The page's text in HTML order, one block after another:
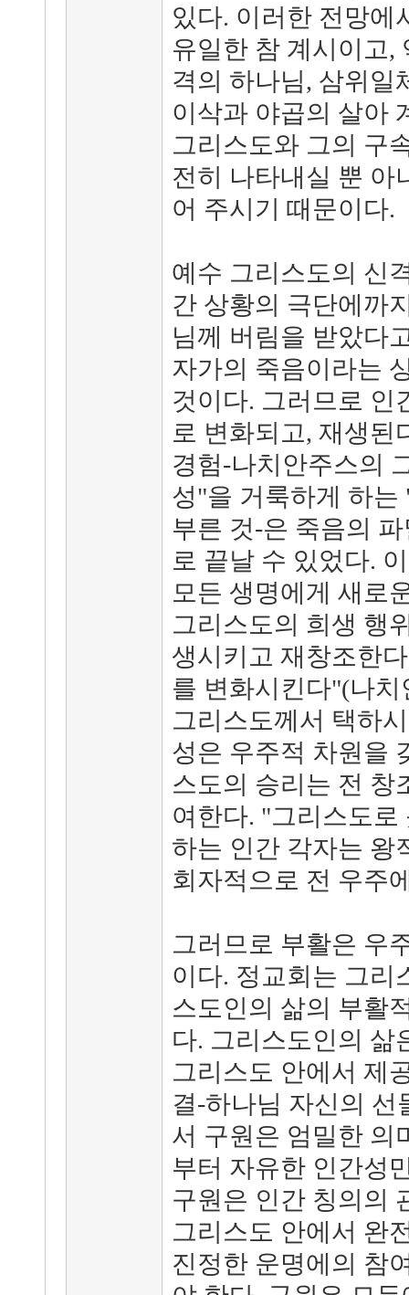
있다. 이러한 전망에
유일한 참 계시이고,
격의 하나님, 삼위일
이삭과 야곱의 살아
그리스도와 그의 구
전히 나타내실 뿐 아
어 주시기 때문이다.
예수 그리스도의 신
간 상황의 극단에까
님께 버림을 받았다
자가의 죽음이라는
것이다. 그러므로 인
로 변화되고, 재생된
경험-나치안주스의
성"을 거룩하게 하
부른 것-은 죽음의
로 끝날 수 있었다.
모든 생명에게 새로
그리스도의 희생 행
생시키고 재창조한
를 변화시킨다"(나
그리스도께서 택하
성은 우주적 차원을
스도의 승리는 전 창
여한다. "그리스도로
하는 인간 각자는 왕
회자적으로 전 우주
그러므로 부활은 우
이다. 정교회는 그리
스도인의 삶의 부활
다. 그리스도인의 삶
그리스도 안에서 제
결-하나님 자신의 선
서 구원은 엄밀한 의
부터 자유한 인간성
구원은 인간 칭의의
그리스도 안에서 완
진정한 운명에의 참